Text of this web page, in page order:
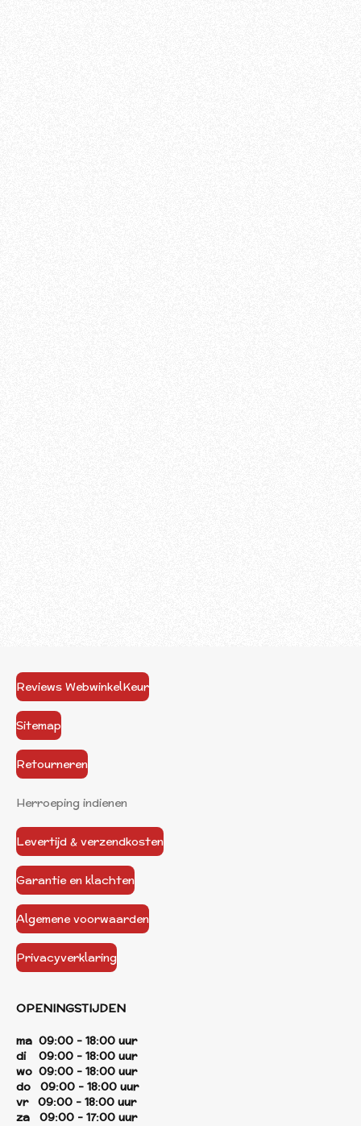
Reviews WebwinkelKeur
Sitemap
Retourneren
Herroeping indienen
Levertijd & verzendkosten
Garantie en klachten
Algemene voorwaarden
Privacyverklaring
OPENINGSTIJDEN
ma 09:00 - 18:00 uur
di 09:00 - 18:00 uur
wo 09:00 - 18:00 uur
do 09:00 - 18:00 uur
vr 09:00 - 18:00 uur
za 09:00 - 17:00 uur